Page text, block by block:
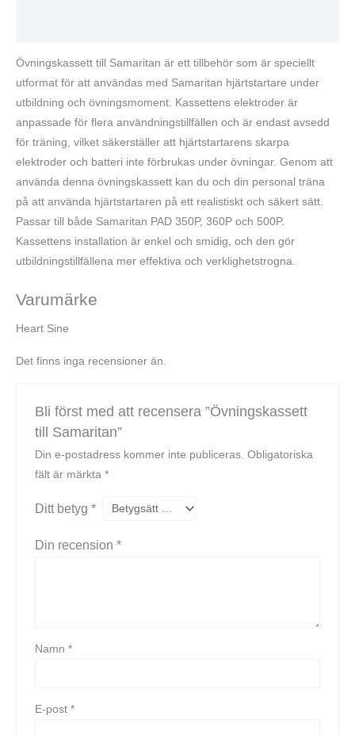
Övningskassett till Samaritan är ett tillbehör som är speciellt
utformat för att användas med Samaritan hjärtstartare under
utbildning och övningsmoment. Kassettens elektroder är
anpassade för flera användningstillfällen och är endast avsedd
för träning, vilket säkerställer att hjärtstartarens skarpa
elektroder och batteri inte förbrukas under övningar. Genom att
använda denna övningskassett kan du och din personal träna
på att använda hjärtstartaren på ett realistiskt och säkert sätt.
Passar till både Samaritan PAD 350P, 360P och 500P.
Kassettens installation är enkel och smidig, och den gör
utbildningstillfällena mer effektiva och verklighetstrogna.
Varumärke
Heart Sine
Det finns inga recensioner än.
Bli först med att recensera ”Övningskassett
till Samaritan”
Din e-postadress kommer inte publiceras. Obligatoriska
fält är märkta *
Ditt betyg *
Din recension *
Namn *
E-post *